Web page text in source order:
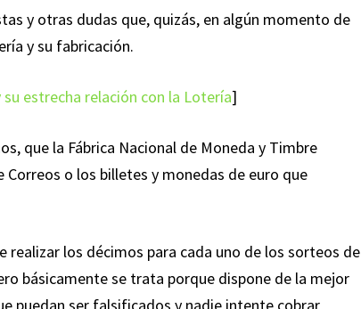
y otras dudas que, quizás, en algún momento de
y su fabricación.
su estrecha relación con la Lotería]
que la Fábrica Nacional de Moneda y Timbre
o los billetes y monedas de euro que
realizar los décimos para cada uno de los sorteos de
básicamente se trata porque dispone de la mejor